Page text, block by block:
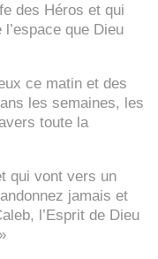
des Héros et qui
que Dieu
ce matin et des
les semaines, les
toute la
qui vont vers un
jamais et
l’Esprit de Dieu